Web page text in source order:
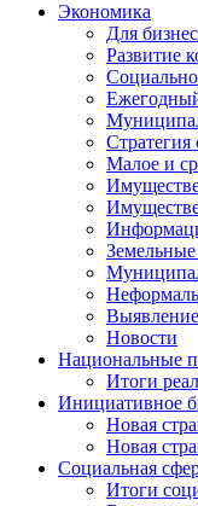
Экономика
Для
Развитие
Стратегия
Малое и
Новости
Национальные
Итоги
Инициативное
Новая
Новая
Социальная
Итоги